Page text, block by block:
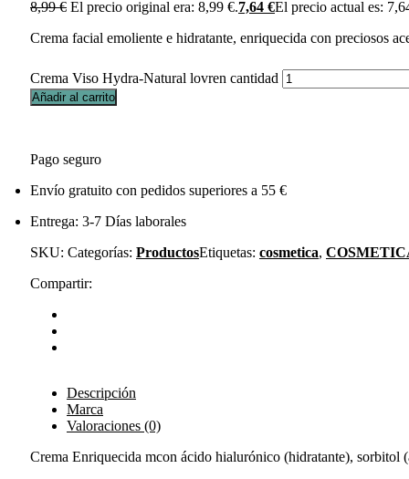
8,99€ El precio original era: 8,99 €.7,64 €El precio actual es:
Crema facial emoliente e hidratante, enriquecida con preciosos
Crema Viso Hydra-Natural lovren cantidad
Añadir al carrito
Pago seguro
Envío gratuito con pedidos superiores a 55 €
Entrega: 3-7 Días laborales
SKU: Categorías: ProductosEtiquetas: cosmetica,
Compartir:
Descripción
Marca
Valoraciones (0)
Crema Enriquecida mcon ácido hialurónico (hidratante),